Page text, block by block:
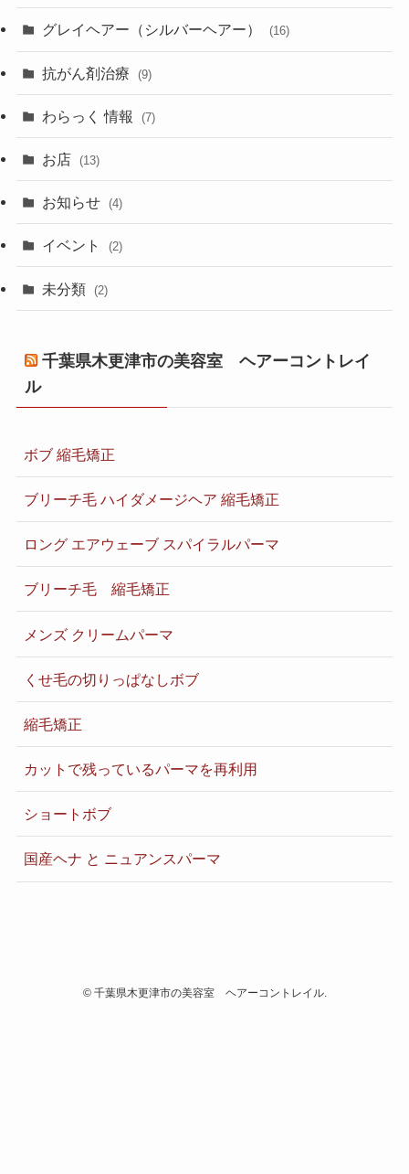
グレイヘアー（シルバーヘアー） (16)
抗がん剤治療 (9)
わらっく 情報 (7)
お店 (13)
お知らせ (4)
イベント (2)
未分類 (2)
千葉県木更津市の美容室 ヘアーコントレイ
ル
ボブ 縮毛矯正
ブリーチ毛 ハイダメージヘア 縮毛矯正
ロング エアウェーブ スパイラルパーマ
ブリーチ毛 縮毛矯正
メンズ クリームパーマ
くせ毛の切りっぱなしボブ
縮毛矯正
カットで残っているパーマを再利用
ショートボブ
国産ヘナ と ニュアンスパーマ
©千葉県木更津市の美容室 ヘアーコントレイル.